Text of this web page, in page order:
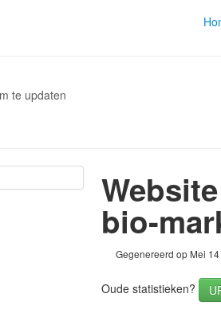
te updaten
bio-
Gegenereerd op Mei
Oude statistieken?